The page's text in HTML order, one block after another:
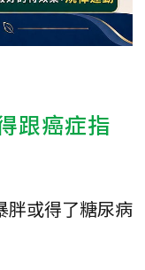
跟癌症指
胖或得了糖尿病